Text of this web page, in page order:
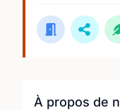
À propos de